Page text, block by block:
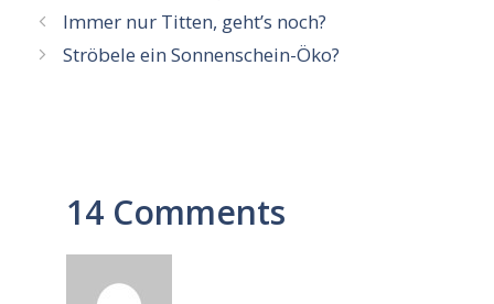
Immer nur Titten, geht’s noch?
Ströbele ein Sonnenschein-Öko?
14 Comments